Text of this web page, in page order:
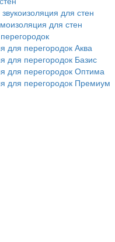
для стен
для стен
для перегородок Аква
для перегородок Базис
для перегородок Оптима
для перегородок Премиум